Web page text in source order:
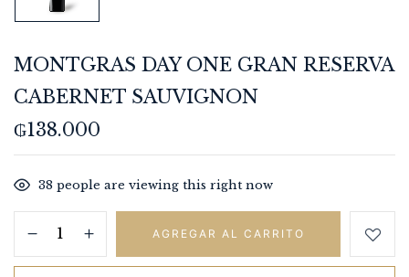
MONTGRAS DAY ONE GRAN RESERVA
CABERNET SAUVIGNON
₲138.000
38 people are viewing this right now
AGREGAR AL CARRITO